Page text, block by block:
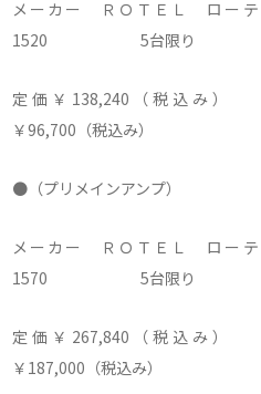
メーカー ＲＯＴＥ
1520 5台限り
定価￥138,240（
￥96,700（税込み）
●（プリメインアンプ）
メーカー ＲＯＴＥ
1570 5台限り
定価￥267,840（
￥187,000（税込み）